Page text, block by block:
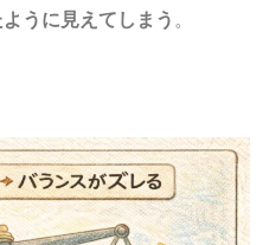
うに見えてしまう 。